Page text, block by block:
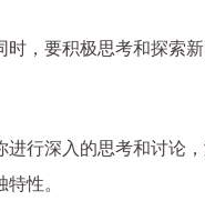
，要积极思考和探索
行深入的思考和讨论
性。